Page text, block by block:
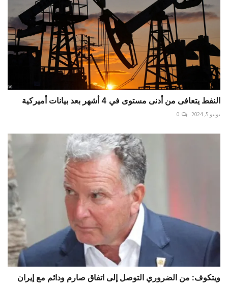
النفط يتعافى من أدنى مستوى في 4 أشهر بعد بيانات أميركية
يونيو 5, 2024 0
ويتكوف: من الضروري التوصل إلى اتفاق صارم ودائم مع إيران